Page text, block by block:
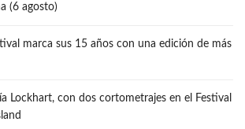
(6 agosto)
marca sus 15 años con una edición de más
Lockhart, con dos cortometrajes en el Festival